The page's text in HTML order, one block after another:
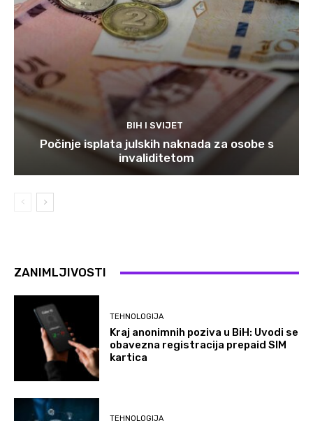
BIH I SVIJET
Počinje isplata julskih naknada za osobe s
invaliditetom
ZANIMLJIVOSTI
TEHNOLOGIJA
Kraj anonimnih poziva u BiH: Uvodi se
obavezna registracija prepaid SIM
kartica
TEHNOLOGIJA